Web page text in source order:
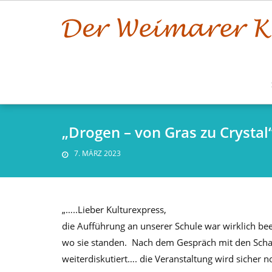
„Drogen – von Gras zu
7. MÄRZ 2023
„…..Lieber Kulturexpress,
die Aufführung an unserer Schule war wirklich
wo sie standen. Nach dem Gespräch mit den
weiterdiskutiert…. die Veranstaltung wird sicher